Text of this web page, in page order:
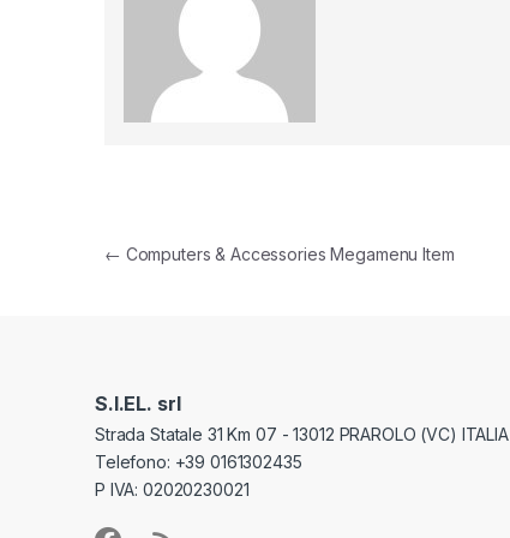
Navigazione articoli
← Computers & Accessories Megamenu Item
S.I.EL. srl
Strada Statale 31 Km 07 - 13012 PRAROLO (VC) ITALIA
Telefono: +39 0161302435
P IVA: 02020230021